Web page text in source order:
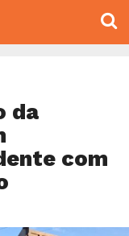
da
com